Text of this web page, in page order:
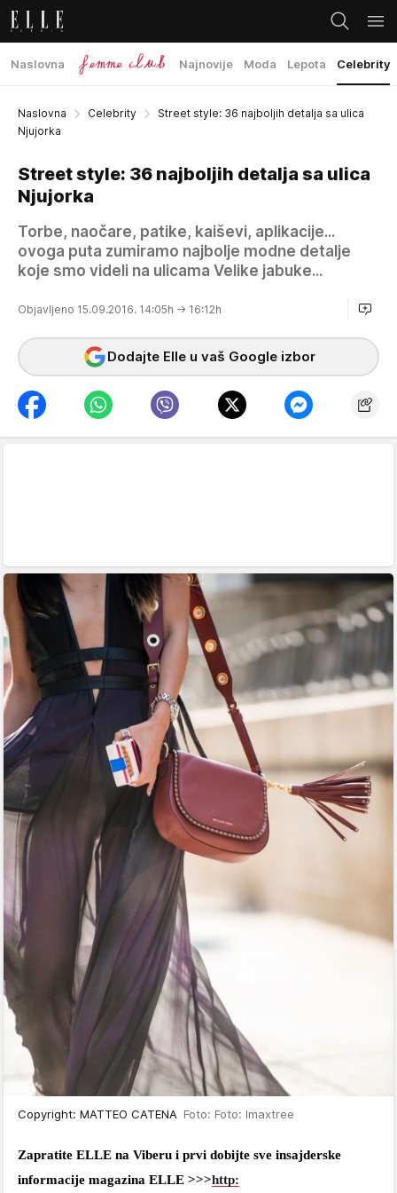
Naslovna Najnovije Moda Lepota Celebrity
Naslovna Celebrity
Street style: 36 najboljih detalja sa ulica
Njujorka
Street style: 36 najboljih detalja sa ulica
Njujorka
Torbe, naočare, patike, kaiševi, aplikacije...
ovoga puta zumiramo najbolje modne detalje
koje smo videli na ulicama Velike jabuke...
Objavljeno 15.09.2016. 14:05h → 16:12h
Dodajte Elle u vaš Google izbor
Copyright: MATTEO CATENA Foto: Foto: Imaxtree
Zapratite ELLE na Viberu i prvi dobijte sve insajderske
informacije magazina ELLE >>>http: